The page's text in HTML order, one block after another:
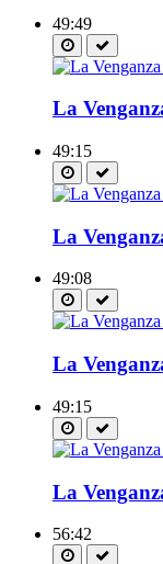
49:49
La
49:15
La
49:08
La
49:15
La
56:42